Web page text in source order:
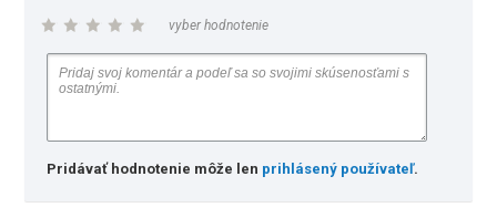
vyber hodnotenie
Pridávať hodnotenie môže len prihlásený používateľ.